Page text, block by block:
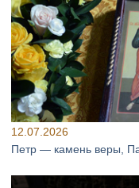
12.07.2026
Петр — камень веры,